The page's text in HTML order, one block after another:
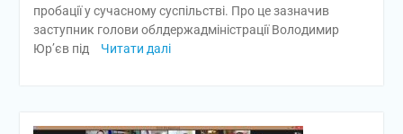
пробації у сучасному суспільстві. Про це зазначив
заступник голови облдержадміністрації Володимир
Юр’єв під
Читати далі